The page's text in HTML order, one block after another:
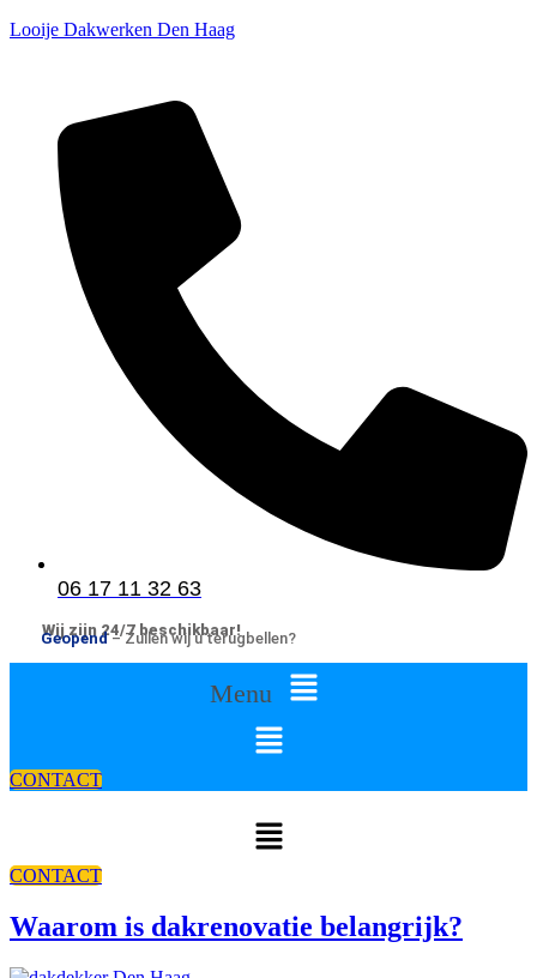
Looije Dakwerken Den Haag
06 17 11 32 63
Wij zijn 24/7 beschikbaar!
Geopend – Zullen wij u terugbellen?
Menu
CONTACT
CONTACT
Waarom is dakrenovatie belangrijk?